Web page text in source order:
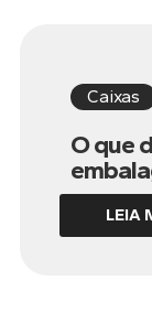
Caixas
O que
LEIA